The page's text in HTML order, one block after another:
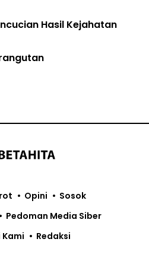
Hasil Kejahatan
Opini
Sosok
Pedoman Media Siber
Kami
Redaksi